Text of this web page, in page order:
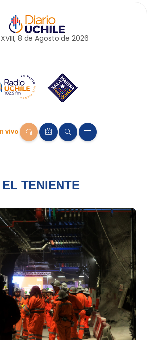
8 de Agosto de 2026
vivo
EL TENIENTE